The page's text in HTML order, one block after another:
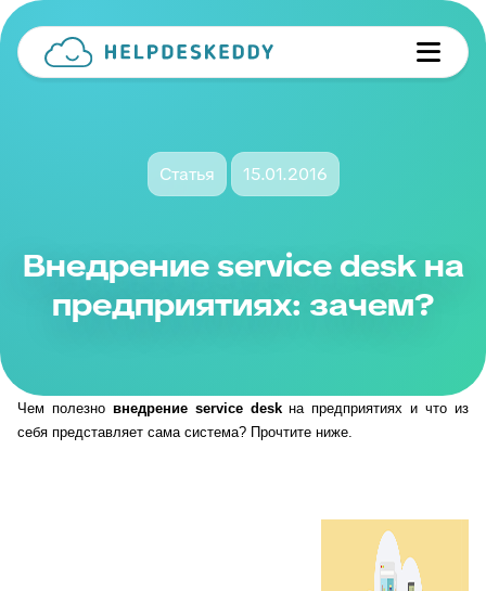
Статья 15.01.2016
Внедрение service desk на
предприятиях: зачем?
Чем полезно внедрение service desk на предприятиях и что из
себя представляет сама система? Прочтите ниже.